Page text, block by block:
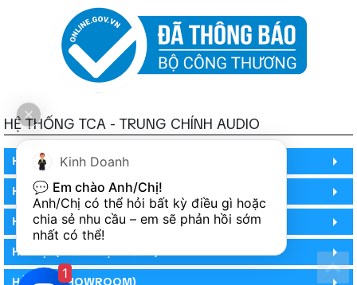
HỆ THỐNG TCA - TRUNG CHÍNH AUDIO
HỒ CHÍ MINH
HỒ CHÍ MINH
HỒ CHÍ MINH (PHÒNG BẢO HÀNH)
HÀ NỘI (DEMO HỆ THỐNG)
HÀ NỘI (SHOWROOM)
Kinh Doanh
💬 Em chào Anh/Chị!
Anh/Chị có thể hỏi bất kỳ điều gì hoặc
chia sẻ nhu cầu – em sẽ phản hồi sớm
nhất có thể!
1